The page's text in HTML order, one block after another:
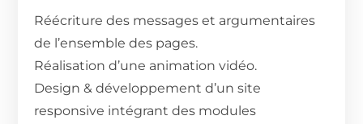
Réécriture des messages et argumentaires
de l’ensemble des pages.
Réalisation d’une animation vidéo.
Design & développement d’un site
responsive intégrant des modules